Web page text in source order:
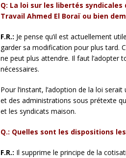
Q: La loi sur les libertés
Travail Ahmed El Boraï ou bien
F.R.: Je pense qu’il est actuellement
garder sa modification pour plus tard.
ne peut plus attendre. Il faut l’adopter
nécessaires.
Pour l’instant, l’adoption de la loi
et des administrations sous prétexte
et les syndicats maison.
Q.: Quelles sont les dispositions
F.R.: Il supprime le principe de la